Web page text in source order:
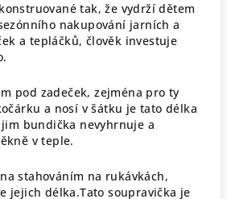
tak, že vydrží dětem
nakupování jarních a
a tepláčků, člověk investuje
pod zadeček, zejména pro ty
a nosí v šátku je tato délka
bundička nevyhrnuje a
v teple.
stahováním na rukávkách,
jejich délka.Tato soupravička je